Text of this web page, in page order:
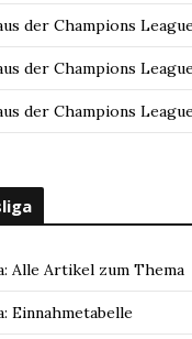
der Champions
der Champions
der Champions
Alle Artikel zum Thema
Einnahmetabelle